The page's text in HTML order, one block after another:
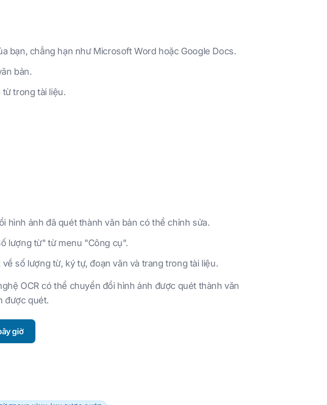
bạn, chẳng hạn như Microsoft Word hoặc Google Docs.
bản.
trong tài liệu.
hình ảnh đã quét thành văn bản có thể chỉnh sửa.
lượng từ" từ menu "Công cụ".
số lượng từ, ký tự, đoạn văn và trang trong tài liệu.
OCR có thể chuyển đổi hình ảnh được quét thành văn
được quét.
giờ